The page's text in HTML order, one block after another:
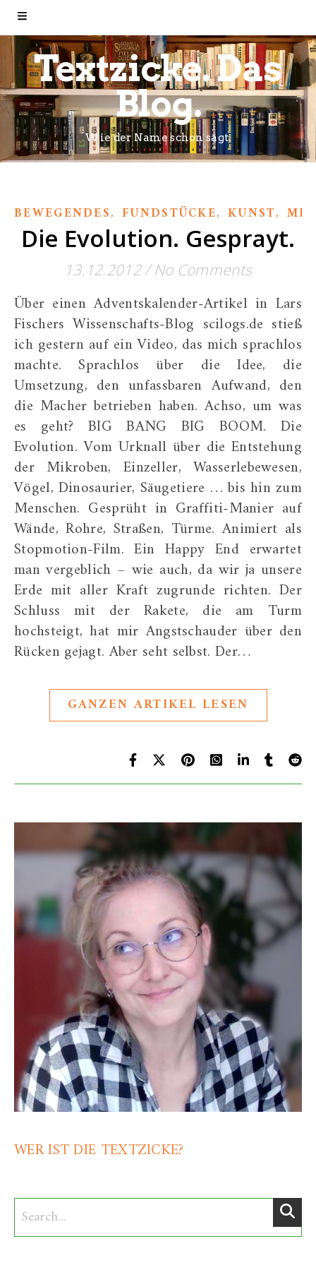
Textzicke. Das
Blog.
Wie der Name schon sagt.
BEWEGENDES, FUNDSTÜCKE, KUNST,
Die Evolution. Gesprayt.
13.12.2012/ No Comments
Über einen Adventskalender-Artikel in Lars
Fischers Wissenschafts-Blog scilogs.de stieß
ich gestern auf ein Video, das mich sprachlos
machte. Sprachlos über die Idee, die
Umsetzung, den unfassbaren Aufwand, den
die Macher betrieben haben. Achso, um was
es geht? BIG BANG BIG BOOM. Die
Evolution. Vom Urknall über die Entstehung
der Mikroben, Einzeller, Wasserlebewesen,
Vögel, Dinosaurier, Säugetiere … bis hin zum
Menschen. Gesprüht in Graffiti-Manier auf
Wände, Rohre, Straßen, Türme. Animiert als
Stopmotion-Film. Ein Happy End erwartet
man vergeblich – wie auch, da wir ja unsere
Erde mit aller Kraft zugrunde richten. Der
Schluss mit der Rakete, die am Turm
hochsteigt, hat mir Angstschauder über den
Rücken gejagt. Aber seht selbst. Der…
GANZEN ARTIKEL LESEN
WER IST DIE TEXTZICKE?